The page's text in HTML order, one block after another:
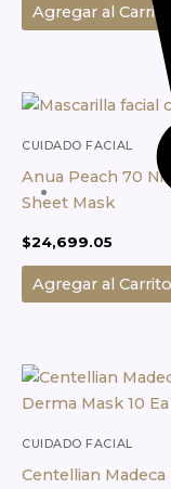
Agregar al Carrito
CUIDADO FACIAL
Anua Peach 70
Sheet Mask
$24,699.05
Agregar al Carrito
CUIDADO FACIAL
Centellian Madeca